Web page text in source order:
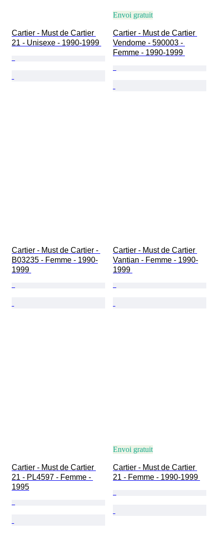
Cartier - Must de Cartier
21 - Unisexe - 1990-1999
Envoi gratuit
Cartier - Must de Cartier
Vendome - 590003 -
Femme - 1990-1999
Cartier - Must de Cartier -
B03235 - Femme - 1990-
1999
Cartier - Must de Cartier
Vantian - Femme - 1990-
1999
Cartier - Must de Cartier
21 - PL4597 - Femme -
1995
Envoi gratuit
Cartier - Must de Cartier
21 - Femme - 1990-1999